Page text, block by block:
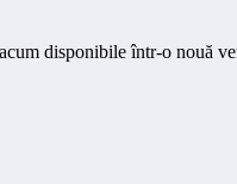
disponibile într-o nouă